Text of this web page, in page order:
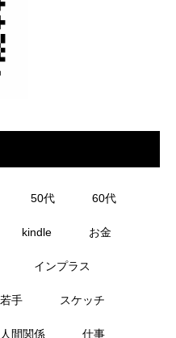
50代 60代
kindle お金
インプラス
手 スケッチ
人間関係 仕事